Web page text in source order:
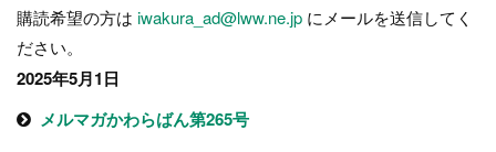
購読希望の方は iwakura_ad@lww.ne.jp にメールを送信してく
ださい。
2025年5月1日
メルマガかわらばん第265号